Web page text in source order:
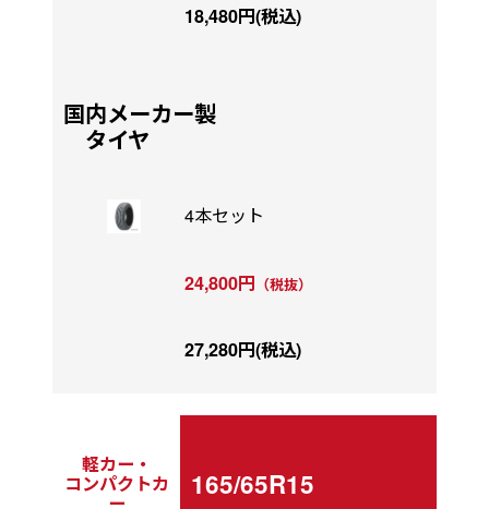
18,480円(税込)
国内メーカー製
タイヤ
4本セット
24,800円 （税抜）
27,280円(税込)
軽カー・
コンパクトカ
ー
165/65R15